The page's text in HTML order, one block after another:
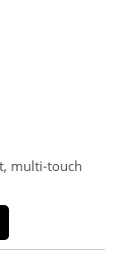
multi-touch